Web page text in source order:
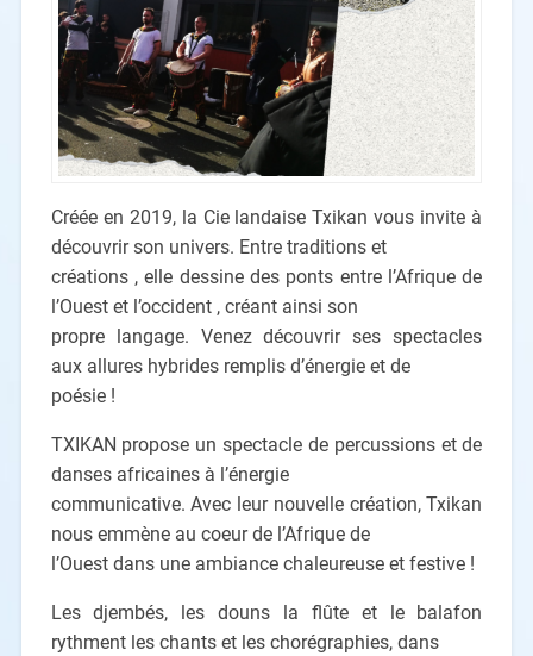
Créée en 2019, la Cie landaise Txikan vous invite à
découvrir son univers. Entre traditions et
créations , elle dessine des ponts entre l’Afrique de
l’Ouest et l’occident , créant ainsi son
propre langage. Venez découvrir ses spectacles
aux allures hybrides remplis d’énergie et de
poésie !
TXIKAN propose un spectacle de percussions et de
danses africaines à l’énergie
communicative. Avec leur nouvelle création, Txikan
nous emmène au coeur de l’Afrique de
l’Ouest dans une ambiance chaleureuse et festive !
Les djembés, les douns la flûte et le balafon
rythment les chants et les chorégraphies, dans